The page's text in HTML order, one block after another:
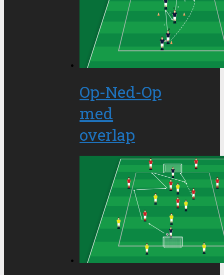
Op-Ned-Op
med
overlap